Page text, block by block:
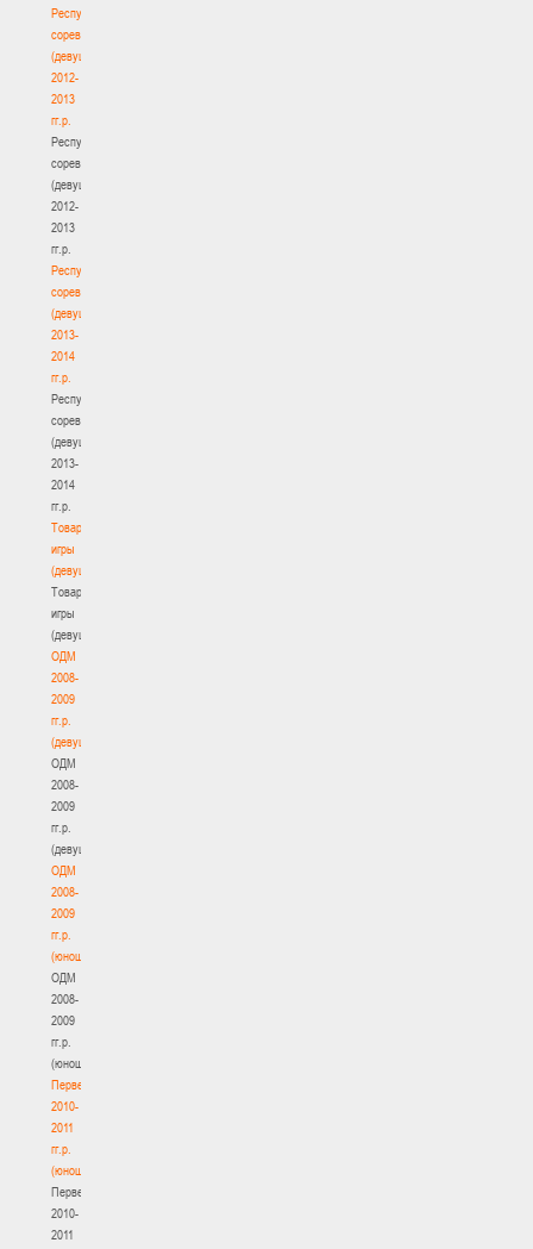
Республиканские
соревнования
(девушки)
2012-
2013
гг.р.
Республиканские
соревнования
(девушки)
2012-
2013
гг.р.
Республиканские
соревнования
(девушки)
2013-
2014
гг.р.
Республиканские
соревнования
(девушки)
2013-
2014
гг.р.
Товарищеские
игры
(девушки)
Товарищеские
игры
(девушки)
ОДМ
2008-
2009
гг.р.
(девушки)
ОДМ
2008-
2009
гг.р.
(девушки)
ОДМ
2008-
2009
гг.р.
(юноши)
ОДМ
2008-
2009
гг.р.
(юноши)
Первенство
2010-
2011
гг.р.
(юноши)
Первенство
2010-
2011